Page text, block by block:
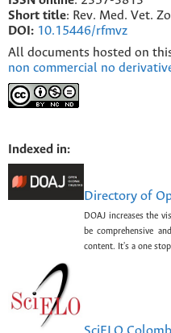
Short title: Rev. Med. Vet.
DOI: 10.15446/rfmvz
All documents hosted on
non commercial no
Indexed in:
Directory of
DOAJ increases the
be comprehensive
content. It's a one